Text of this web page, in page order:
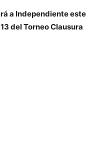
a Independiente este
del Torneo Clausura